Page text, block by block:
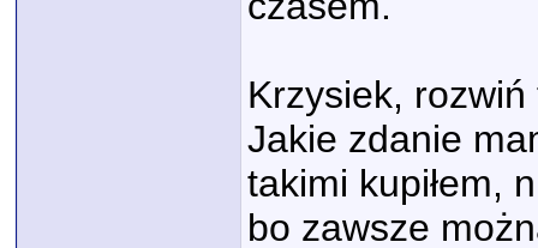
Krzysiek, rozwiń
Jakie zdanie
takimi kupiłem,
bo zawsze